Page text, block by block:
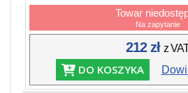
Towar
Na zapytanie
212 złz
DO KOSZYKA